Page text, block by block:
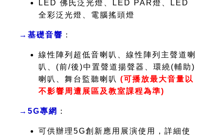
LED 佛氏泛光燈、LED PAR燈、LED
全彩泛光燈、電腦搖頭燈
→基礎音響 ：
線性陣列超低音喇叭、線性陣列主聲道喇
叭、(前/後)中置聲道揚聲器、環繞(輔助)
喇叭、舞台監聽喇叭 (可播放最大音量以
不影響周遭展區及教室課程為準)
→5G專網 ：
可供辦理5G創新應用展演使用，詳細使